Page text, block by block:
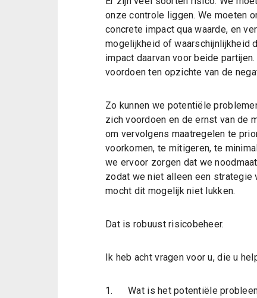
onze controle liggen. We moeten
concrete impact qua waarde, en
mogelijkheid of waarschijnlijkheid
impact daarvan voor beide
voordoen ten opzichte van de
Zo kunnen we potentiële
zich voordoen en de ernst van de
om vervolgens maatregelen te
voorkomen, te mitigeren, te
we ervoor zorgen dat we
zodat we niet alleen een strategie
mocht dit mogelijk niet lukken.
Dat is robuust risicobeheer.
Ik heb acht vragen voor u, die u
1. Wat is het potentiële